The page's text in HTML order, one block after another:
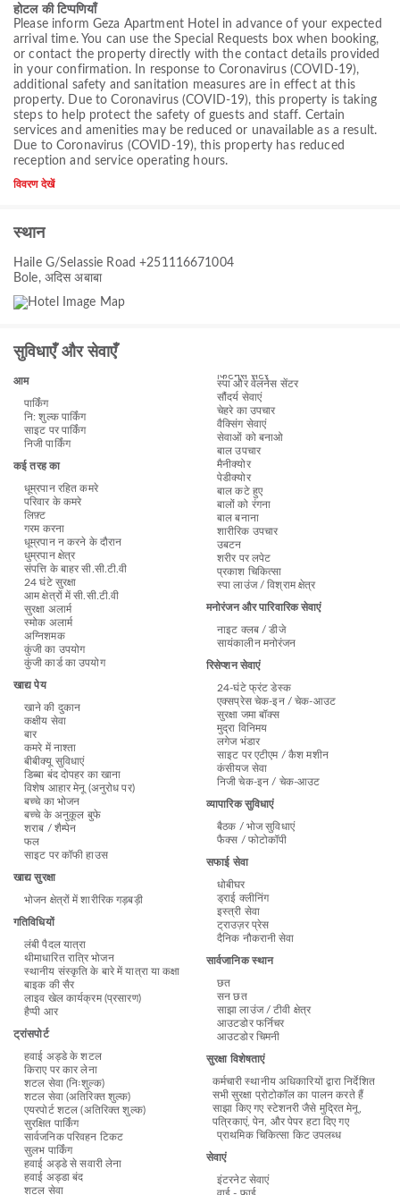
होटल की टिप्पणियाँ
Please inform Geza Apartment Hotel in advance of your expected
arrival time. You can use the Special Requests box when booking,
or contact the property directly with the contact details provided
in your confirmation. In response to Coronavirus (COVID-19),
additional safety and sanitation measures are in effect at this
property. Due to Coronavirus (COVID-19), this property is taking
steps to help protect the safety of guests and staff. Certain
services and amenities may be reduced or unavailable as a result.
Due to Coronavirus (COVID-19), this property has reduced
reception and service operating hours.
विवरण देखें
स्थान
Haile G/Selassie Road +251116671004
Bole, अदिस अबाबा
सुविधाएँ और सेवाएँ
आम
पार्किंग
नि: शुल्क पार्किंग
साइट पर पार्किंग
निजी पार्किंग
कई तरह का
धूम्रपान रहित कमरे
परिवार के कमरे
लिफ़्ट
गरम करना
धूम्रपान न करने के दौरान
धुम्रपान क्षेत्र
संपत्ति के बाहर सी.सी.टी.वी
24 घंटे सुरक्षा
आम क्षेत्रों में सी.सी.टी.वी
सुरक्षा अलार्म
स्मोक अलार्म
अग्निशमक
कुंजी का उपयोग
कुंजी कार्ड का उपयोग
खाद्य पेय
खाने की दुकान
कक्षीय सेवा
बार
कमरे में नाश्ता
बीबीक्यू सुविधाएं
डिब्बा बंद दोपहर का खाना
विशेष आहार मेनू (अनुरोध पर)
बच्चे का भोजन
बच्चे के अनुकूल बुफे
शराब / शैम्पेन
फल
साइट पर कॉफी हाउस
खाद्य सुरक्षा
भोजन क्षेत्रों में शारीरिक गड़बड़ी
गतिविधियों
लंबी पैदल यात्रा
थीमाधारित रात्रि भोजन
स्थानीय संस्कृति के बारे में यात्रा या कक्षा
बाइक की सैर
लाइव खेल कार्यक्रम (प्रसारण)
हैप्पी आर
ट्रांसपोर्ट
हवाई अड्डे के शटल
किराए पर कार लेना
शटल सेवा (निःशुल्क)
शटल सेवा (अतिरिक्त शुल्क)
एयरपोर्ट शटल (अतिरिक्त शुल्क)
सुरक्षित पार्किंग
सार्वजनिक परिवहन टिकट
सुलभ पार्किंग
हवाई अड्डे से सवारी लेना
हवाई अड्डा बंद
शटल सेवा
फिटनेस सेंटर
स्पा और वेलनेस सेंटर
सौंदर्य सेवाएं
चेहरे का उपचार
वैक्सिंग सेवाएं
सेवाओं को बनाओ
बाल उपचार
मैनीक्योर
पेडीक्योर
बाल कटे हुए
बालों को रंगना
बाल बनाना
शारीरिक उपचार
उबटन
शरीर पर लपेट
प्रकाश चिकित्सा
स्पा लाउंज / विश्राम क्षेत्र
मनोरंजन और पारिवारिक सेवाएं
नाइट क्लब / डीजे
सायंकालीन मनोरंजन
रिसेप्शन सेवाएं
24-घंटे फ्रंट डेस्क
एक्सप्रेस चेक-इन / चेक-आउट
सुरक्षा जमा बॉक्स
मुद्रा विनिमय
लगेज भंडार
साइट पर एटीएम / कैश मशीन
कंसीयज सेवा
निजी चेक-इन / चेक-आउट
व्यापारिक सुविधाएं
बैठक / भोज सुविधाएं
फैक्स / फोटोकॉपी
सफाई सेवा
धोबीघर
ड्राई क्लीनिंग
इस्त्री सेवा
ट्राउज़र प्रेस
दैनिक नौकरानी सेवा
सार्वजानिक स्थान
छत
सन छत
साझा लाउंज / टीवी क्षेत्र
आउटडोर फर्निचर
आउटडोर चिमनी
सुरक्षा विशेषताएं
कर्मचारी स्थानीय अधिकारियों द्वारा निर्देशित
सभी सुरक्षा प्रोटोकॉल का पालन करते हैं
साझा किए गए स्टेशनरी जैसे मुद्रित मेनू,
पत्रिकाएं, पेन, और पेपर हटा दिए गए
प्राथमिक चिकित्सा किट उपलब्ध
सेवाएं
इंटरनेट सेवाएं
वाई - फाई